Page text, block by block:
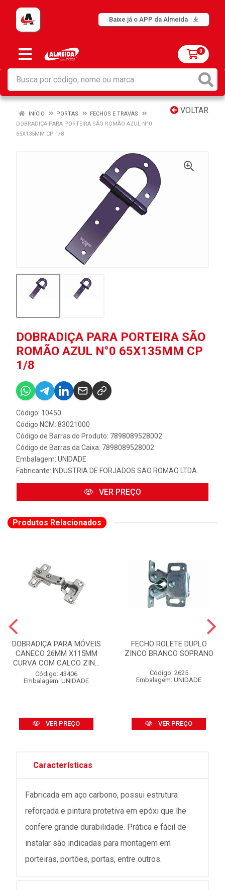
Baixe já o APP da Almeida
0
VOLTAR
INÍCIO PORTAS
FECHOS E TRAVAS
DOBRADIÇA PARA PORTEIRA SÃO ROMÃO AZUL N°0
65X135MM CP 1/8
DOBRADIÇA PARA PORTEIRA SÃO
ROMÃO AZUL N°0 65X135MM CP
1/8
Código: 10450
Código NCM: 83021000
Código de Barras do Produto: 7898089528002
Código de Barras da Caixa: 7898089528002
Embalagem: UNIDADE
Fabricante: INDUSTRIA DE FORJADOS SAO ROMAO LTDA.
VER PREÇO
Produtos Relacionados
DOBRADIÇA PARA MÓVEIS
CANECO 26MM X115MM
CURVA COM CALCO ZIN...
Código: 43406
Embalagem: UNIDADE
VER PREÇO
FECHO ROLETE DUPLO
ZINCO BRANCO SOPRANO
Código: 2625
Embalagem: UNIDADE
VER PREÇO
Características
Fabricada em aço carbono, possui estrutura
reforçada e pintura protetiva em epóxi que lhe
confere grande durabilidade. Prática e fácil de
instalar são indicadas para montagem em
porteiras, portões, portas, entre outros.